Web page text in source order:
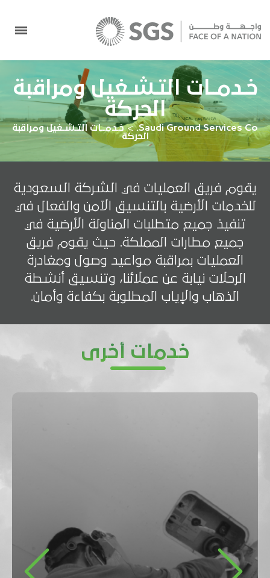
خـدمــات التـشـغيل ومراقبة
الحركة
Saudi Ground Services Co.
>خـدمــات التـشـغيل ومراقبة
الحركة
يقوم فريق العمليات في الشركة السعودية
للخدمات الأرضية بالتنسيق الآمن والفعال في
تنفيذ جميع متطلبات المناولة الأرضية في
جميع مطارات المملكة. حيث يقوم فريق
العمليات بمراقبة مواعيد وصول ومغادرة
الرحلات نيابة عن عملائنا، وتنسيق أنشطة
الذهاب والإياب المطلوبة بكفاءة وأمان.
خدمات أخرى
Previous Next